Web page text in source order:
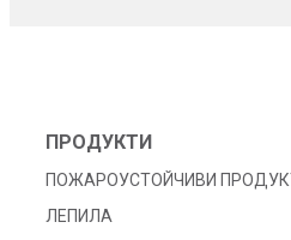
ПРОДУКТИ
ПОЖАРОУСТОЙЧИВИ
ЛЕПИЛА